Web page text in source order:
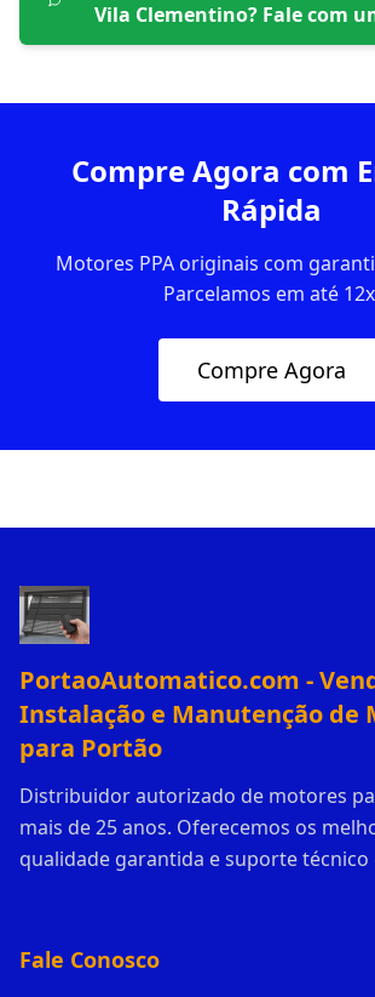
Vila Clementino? Fale com
Compre Agora com
Rápida
Motores PPA originais com
Parcelamos em até
Compre Agora
PortaoAutomatico.com -
Instalação e Manutenção de
para Portão
Distribuidor autorizado de motores
mais de 25 anos. Oferecemos os
qualidade garantida e suporte técnico
Fale Conosco